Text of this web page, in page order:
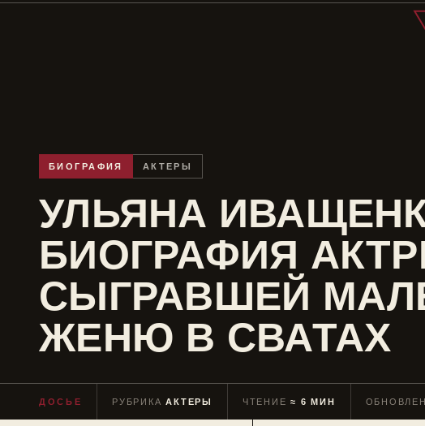
БИОГРАФИЯ АКТЕРЫ
УЛЬЯНА
БИОГРАФИЯ
СЫГРАВШЕЙ
ЖЕНЮ В СВАТАХ
ДОСЬЕ РУБРИКААКТЕРЫ ЧТЕНИЕ≈ 6 МИН